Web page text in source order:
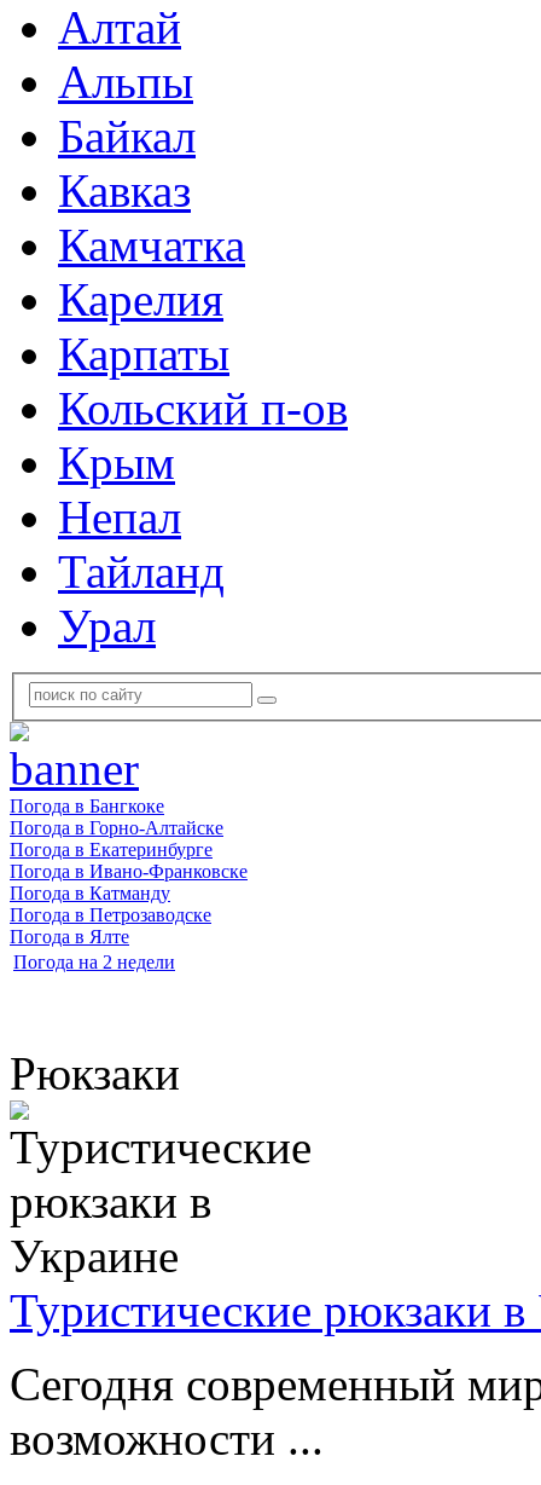
Алтай
Альпы
Байкал
Кавказ
Камчатка
Карелия
Карпаты
Кольский п-ов
Крым
Непал
Тайланд
Урал
Погода в Бангкоке
Погода в Горно-Алтайске
Погода в Екатеринбурге
Погода в Ивано-Франковске
Погода в Катманду
Погода в Петрозаводске
Погода в Ялте
Погода на 2 недели
Рюкзаки
Туристические рюкзаки
Сегодня современный
возможности ...